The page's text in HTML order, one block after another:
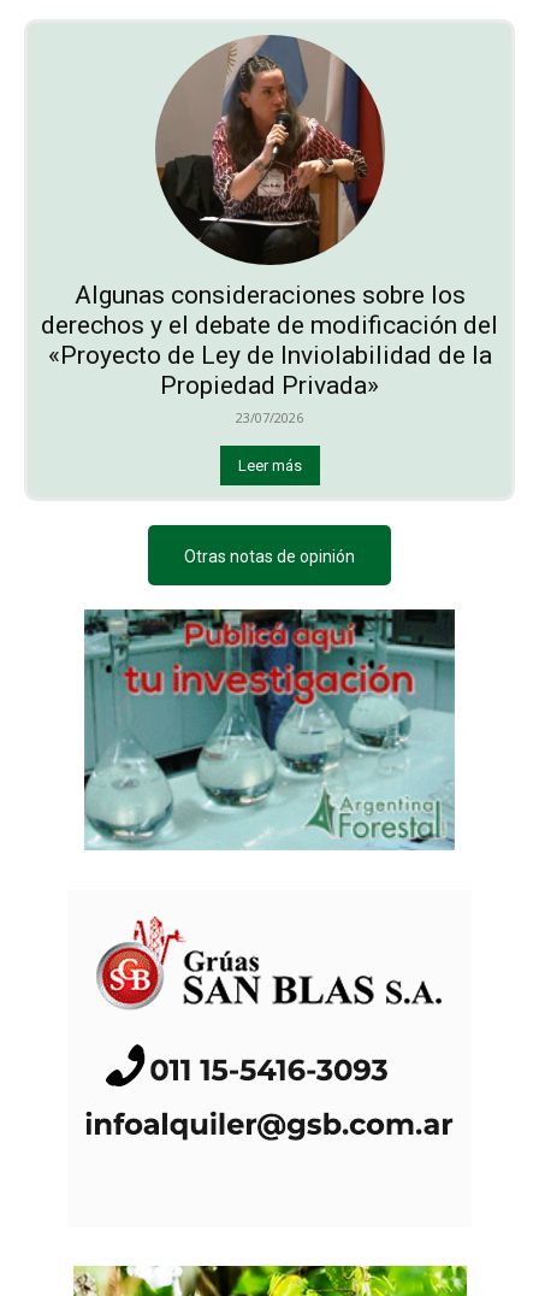
Algunas consideraciones sobre los
derechos y el debate de modificación del
«Proyecto de Ley de Inviolabilidad de la
Propiedad Privada»
23/07/2026
Leer más
Otras notas de opinión